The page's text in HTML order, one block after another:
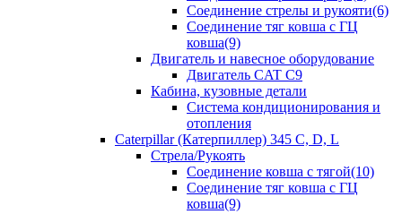
Соединение стрелы и рукояти(6)
Соединение тяг ковша с ГЦ
ковша(9)
Двигатель и навесное оборудование
Двигатель CAT C9
Кабина, кузовные детали
Система кондиционирования и
отопления
Caterpillar (Катерпиллер) 345 C, D, L
Стрела/Рукоять
Соединение ковша с тягой(10)
Соединение тяг ковша с ГЦ
ковша(9)